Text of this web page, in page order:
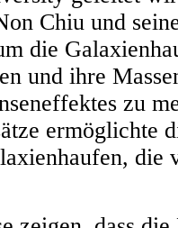
Chiu und
die
und ihre
zu
ermöglichte
die